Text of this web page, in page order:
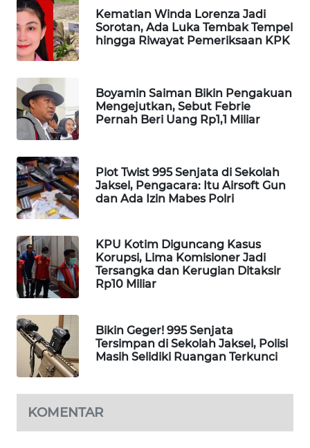
Kematian Winda Lorenza Jadi
Sorotan, Ada Luka Tembak Tempel
hingga Riwayat Pemeriksaan KPK
Boyamin Saiman Bikin Pengakuan
Mengejutkan, Sebut Febrie
Pernah Beri Uang Rp1,1 Miliar
Plot Twist 995 Senjata di Sekolah
Jaksel, Pengacara: Itu Airsoft Gun
dan Ada Izin Mabes Polri
KPU Kotim Diguncang Kasus
Korupsi, Lima Komisioner Jadi
Tersangka dan Kerugian Ditaksir
Rp10 Miliar
Bikin Geger! 995 Senjata
Tersimpan di Sekolah Jaksel, Polisi
Masih Selidiki Ruangan Terkunci
KOMENTAR
NEWS
WAHANA
TANI
WAHANA
ADVOKAT
INFRASTRUKTUR
WAHANA
KONSUMEN
WAHANA
LISTRIK
WAHANA
TRAVEL
WAHANA
TV
ID